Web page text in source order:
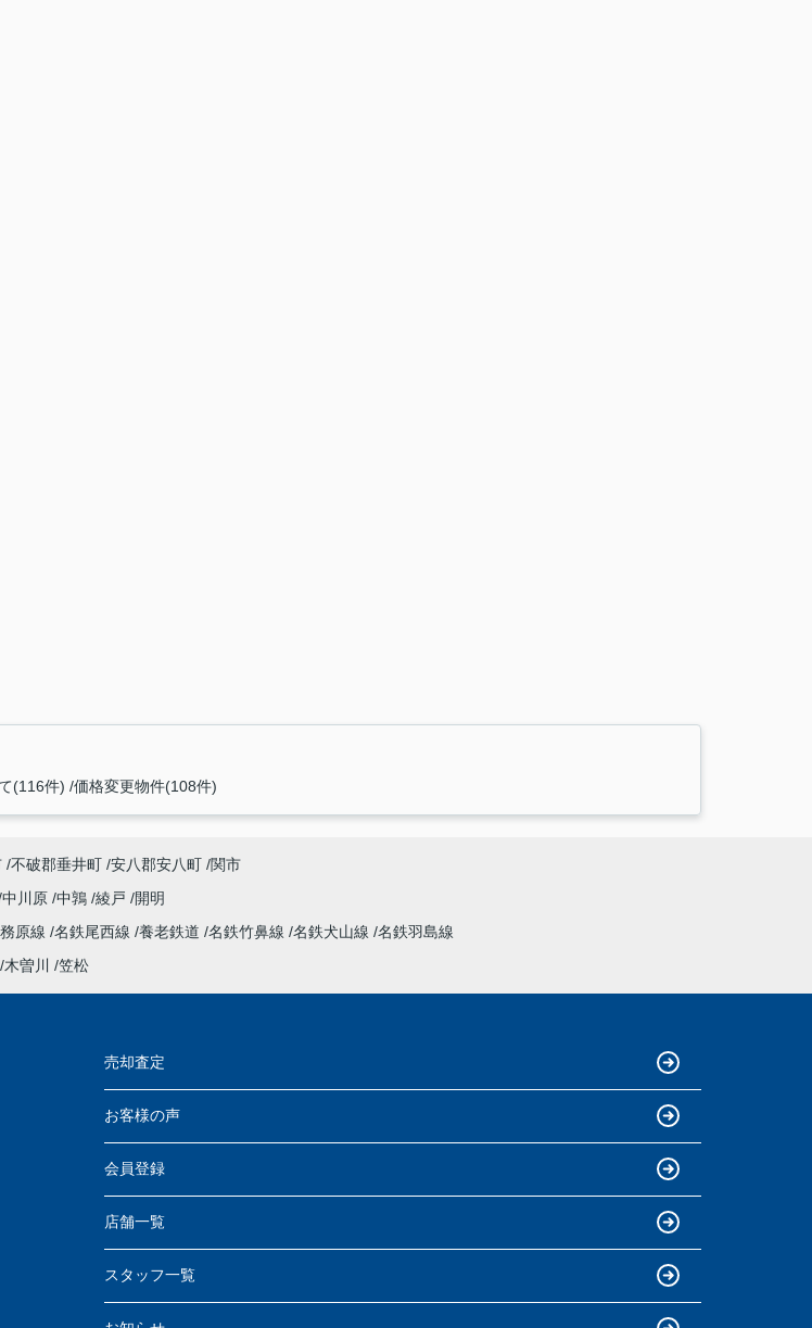
(116件) 価格変更物件(108件)
不破郡垂井町 安八郡安八町 関市
中川原 中鶉 綾戸
開明
原線 名鉄尾西線 養老鉄道 名鉄竹鼻線 名鉄犬山線 名鉄羽島線
木曽川 笠松
売却査定
お客様の声
会員登録
店舗一覧
スタッフ一覧